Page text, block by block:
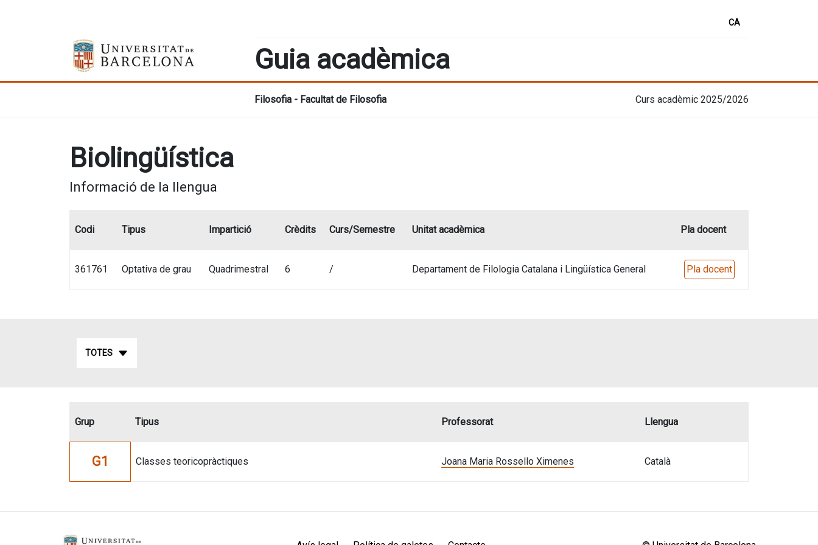
CA
Guia acadèmica
Filosofia - Facultat de Filosofia Curs acadèmic 2025/2026
Biolingüística
Informació de la llengua
Codi Tipus Impartició Crèdits Curs/Semestre Unitat acadèmica Pla docent
361761 Optativa de grau Quadrimestral 6 / Departament de Filologia Catalana i Lingüística General Pla docent
TOTES
Grup Tipus Professorat Llengua
G1 Classes teoricopràctiques Joana Maria Rossello Ximenes Català